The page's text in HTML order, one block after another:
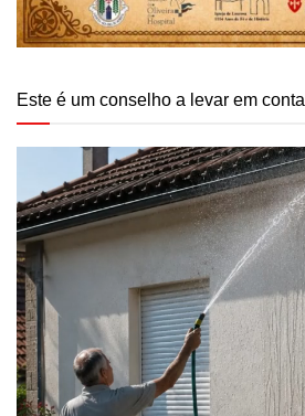
Este é um conselho a levar em conta